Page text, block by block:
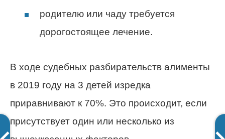
родителю или чаду требуется
дорогостоящее лечение.
В ходе судебных разбирательств алименты
в 2019 году на 3 детей изредка
приравнивают к 70%. Это происходит, если
присутствует один или несколько из